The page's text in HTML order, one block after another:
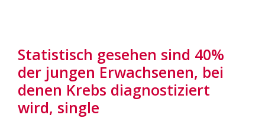
Statistisch gesehen sind 40%
der jungen Erwachsenen, bei
denen Krebs diagnostiziert
wird, single